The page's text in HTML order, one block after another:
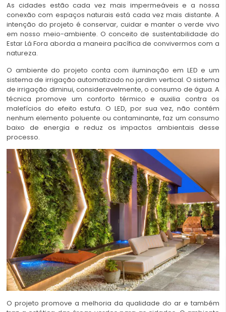
As cidades estão cada vez mais impermeáveis e a nossa
conexão com espaços naturais está cada vez mais distante. A
intenção do projeto é conservar, cuidar e manter o verde vivo
em nosso meio-ambiente. O conceito de sustentabilidade do
Estar Lá Fora aborda a maneira pacífica de convivermos com a
natureza.
O ambiente do projeto conta com iluminação em LED e um
sistema de irrigação automatizado no jardim vertical. O sistema
de irrigação diminui, consideravelmente, o consumo de água. A
técnica promove um conforto térmico e auxilia contra os
malefícios do efeito estufa. O LED, por sua vez, não contém
nenhum elemento poluente ou contaminante, faz um consumo
baixo de energia e reduz os impactos ambientais desse
processo.
O projeto promove a melhoria da qualidade do ar e também